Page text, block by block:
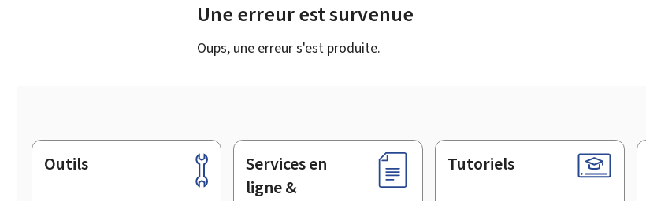
Une erreur est survenue
Oups, une erreur s'est produite.
Pied
Outils
Services en
ligne &
Tutoriels